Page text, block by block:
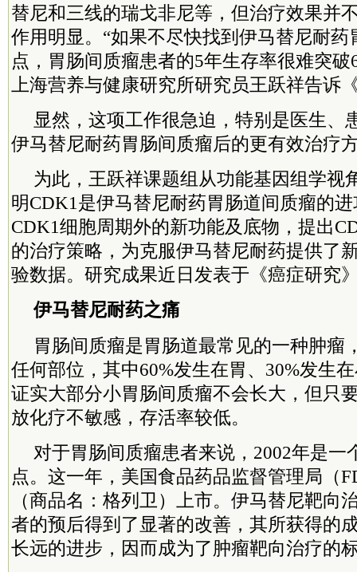
替尼和三线的瑞戈非尼等，但治疗效果并
作用明显。“如果不尽快找到伊马替尼耐
点，胃肠间质瘤患者的5年生存率很难突破
上海营养与健康研究所研究员王跃祥告诉
显然，这项工作很急迫，特别是医生、
伊马替尼耐药胃肠间质瘤后的更有效治疗
为此，王跃祥课题组从功能基因组学视
明CDK1是伊马替尼耐药胃肠道间质瘤的
CDK1细胞周期外的新功能及底物，提出
的治疗策略，为克服伊马替尼耐药提供了
验数据。研究成果近日发表于《癌症研究
伊马替尼耐药之痛
胃肠间质瘤是胃肠道最常见的一种肿瘤
任何部位，其中60%发生在胃、30%发生
证实大部分小胃肠间质瘤不会长大，但只
放化疗不敏感，存活率较低。
对于胃肠间质瘤患者来说，2002年是一
点。这一年，美国食品药品监督管理局（
（商品名：格列卫）上市。伊马替尼靶向
者的预后得到了显著的改善，其所获得的
长远的进步，因而成为了肿瘤靶向治疗的